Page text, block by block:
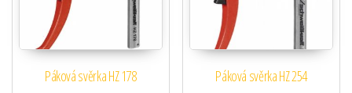
Páková svěrka HZ 178 Páková svěrka HZ 254